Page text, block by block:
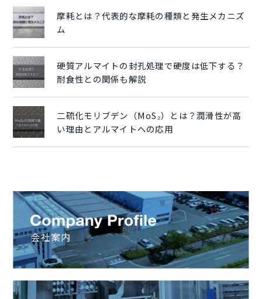
摩耗とは？代表的な摩耗の種類と発生メカニズ
ム
硬質アルマイトの封孔処理で硬度は低下する？
耐食性との関係も解説
二硫化モリブデン（MoS₂）とは？潤滑性が高
い理由とアルマイトへの応用
会社案内